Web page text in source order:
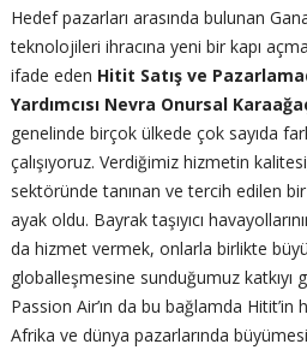
Hedef pazarları arasında bulunan
teknolojileri ihracına yeni bir kapı
ifade eden Hitit Satış ve
Yardımcısı Nevra Onursal
genelinde birçok ülkede çok sayıda
çalışıyoruz. Verdiğimiz hizmetin
sektöründe tanınan ve tercih edilen
ayak oldu. Bayrak taşıyıcı
da hizmet vermek, onlarla birlikte
globalleşmesine sunduğumuz katkıyı
Passion Air’ın da bu bağlamda Hitit’in
Afrika ve dünya pazarlarında